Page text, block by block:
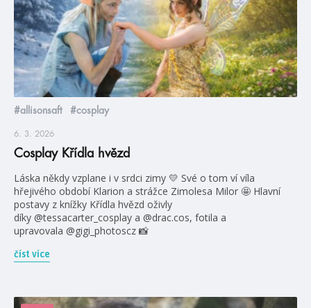
#allisonsaft #cosplay
6. 3. 2026
Cosplay Křídla hvězd
Láska někdy vzplane i v srdci zimy 💛 Své o tom ví víla
hřejivého období Klarion a strážce Zimolesa Milor 🤩 Hlavní
postavy z knížky Křídla hvězd oživly
díky @tessacarter_cosplay a @drac.cos, fotila a
upravovala @gigi_photoscz 📸
číst více